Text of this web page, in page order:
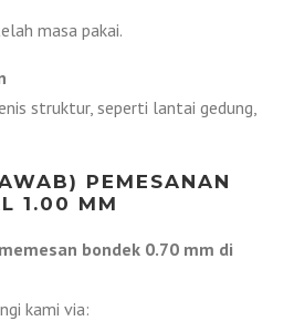
masa pakai.
struktur, seperti lantai gedung,
PEMESANAN
1.00 MM
bondek 0.70 mm di
kami via: